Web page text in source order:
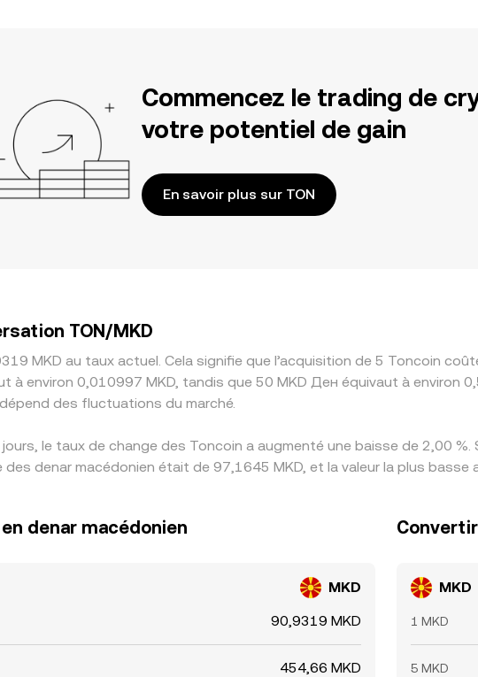
Commencez le trading de
votre potentiel de gain
En savoir plus sur TON
TON/MKD
MKD au taux actuel. Cela signifie que l’acquisition de 5 Toncoin
à environ 0,010997 MKD, tandis que 50 MKD Ден équivaut à environ
des fluctuations du marché.
le taux de change des Toncoin a augmenté une baisse de 2,00
des denar macédonien était de 97,1645 MKD, et la valeur la plus
denar macédonien
MKD
90,9319 MKD
454,66 MKD
MKD
1 MKD
5 MKD